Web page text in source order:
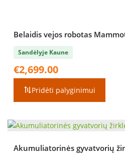
Belaidis vejos robotas
Sandėlyje Kaune
€2,699.00
Pridėti palyginimui
Akumuliatorinės gyvatvorių